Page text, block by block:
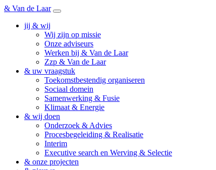
& Van de Laar
jij & wij
Wij zijn op missie
Onze adviseurs
Werken bij & Van de Laar
Zzp & Van de Laar
& uw vraagstuk
Toekomstbestendig organiseren
Sociaal domein
Samenwerking & Fusie
Klimaat & Energie
& wij doen
Onderzoek & Advies
Procesbegeleiding & Realisatie
Interim
Executive search en Werving & Selectie
& onze projecten